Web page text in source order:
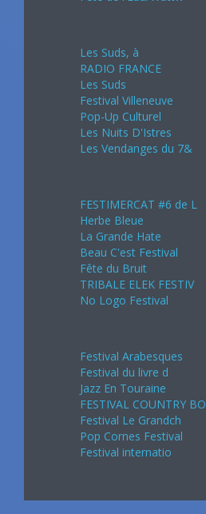
Les Suds, à
RADIO FRANCE
Les Suds
Festival Villeneuve
Pop-Up Culturel
Les Nuits D'Istres
Les Vendanges du 7&
FESTIMERCAT #6 de L
Herbe Bleue
La Grande Hate
Beau C'est Festival
Fête du Bruit
TRIBALE ELEK FESTIV
No Logo Festival
Festival Arabesques
Festival du livre d
Jazz En Touraine
FESTIVAL COUNTRY BO
Festival Le Grandch
Pop Cornes Festival
Festival internatio